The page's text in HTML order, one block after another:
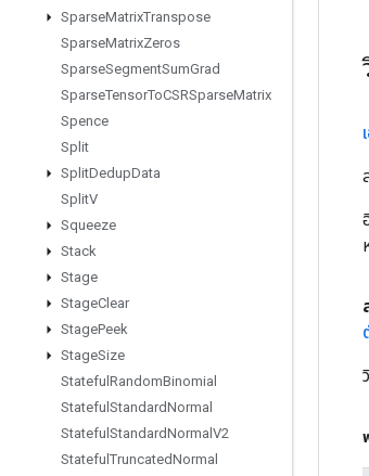
SparseMatrixTranspose
SparseMatrixZeros
SparseSegmentSumGrad
SparseTensorToCSRSparseMatrix
Spence
Split
SplitDedupData
SplitV
Squeeze
Stack
Stage
StageClear
StagePeek
StageSize
Stateful RandomBinomial
Stateful StandardNormal
Stateful StandardNormal V2
Stateful TruncatedNormal